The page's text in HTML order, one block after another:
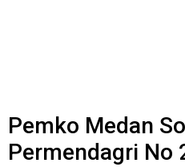
Pemko Medan
Permendagri No